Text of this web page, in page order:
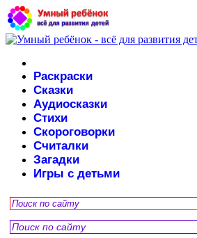
Раскраски
Сказки
Аудиосказки
Стихи
Скороговорки
Считалки
Загадки
Игры с детьми